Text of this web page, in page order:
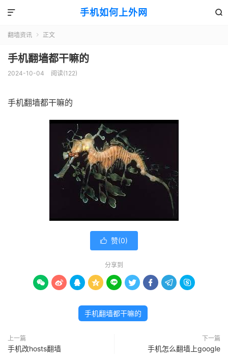
手机如何上外网 

翻墙资讯  正文
手机翻墙都干嘛的
2024-10-04 阅读(122)
手机翻墙都干嘛的
 赞(0)
分享到
        
手机翻墙都干嘛的
上一篇
手机改hosts翻墙
下一篇
手机怎么翻墙上google